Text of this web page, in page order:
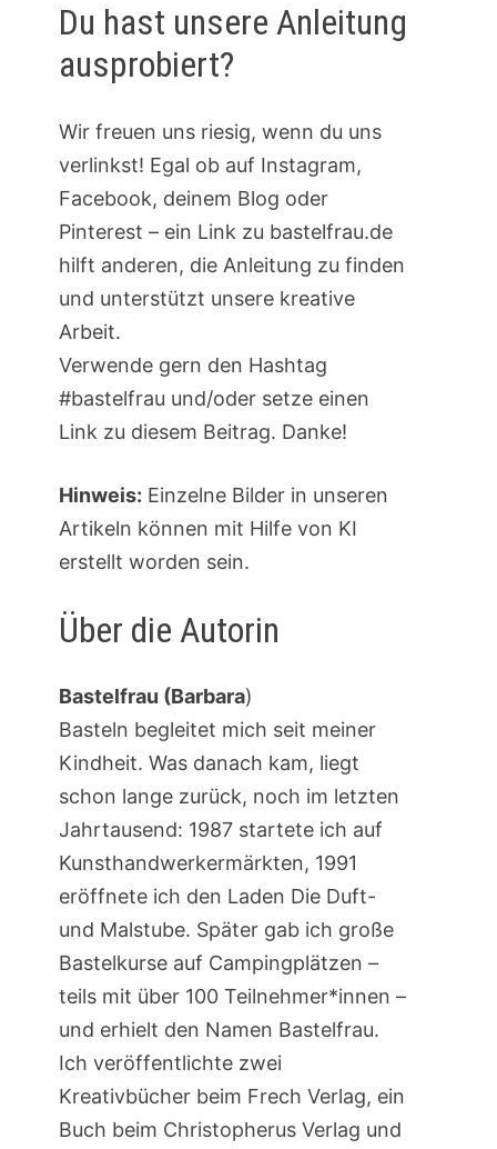
Du hast unsere Anleitung
ausprobiert?
Wir freuen uns riesig, wenn du uns
verlinkst! Egal ob auf Instagram,
Facebook, deinem Blog oder
Pinterest – ein Link zu bastelfrau.de
hilft anderen, die Anleitung zu finden
und unterstützt unsere kreative
Arbeit.
Verwende gern den Hashtag
#bastelfrau und/oder setze einen
Link zu diesem Beitrag. Danke!
Hinweis: Einzelne Bilder in unseren
Artikeln können mit Hilfe von KI
erstellt worden sein.
Über die Autorin
Bastelfrau (Barbara)
Basteln begleitet mich seit meiner
Kindheit. Was danach kam, liegt
schon lange zurück, noch im letzten
Jahrtausend: 1987 startete ich auf
Kunsthandwerkermärkten, 1991
eröffnete ich den Laden Die Duft-
und Malstube. Später gab ich große
Bastelkurse auf Campingplätzen –
teils mit über 100 Teilnehmer*innen –
und erhielt den Namen Bastelfrau.
Ich veröffentlichte zwei
Kreativbücher beim Frech Verlag, ein
Buch beim Christopherus Verlag und